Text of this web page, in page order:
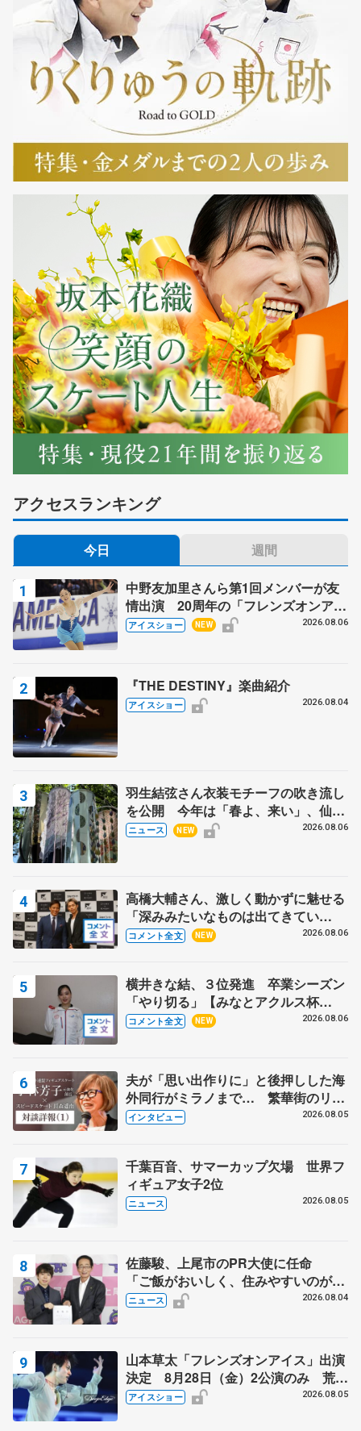
アクセスランキング
今日 週間
中野友加里さんら第1回メンバーが友
情出演 20周年の「フレンズオンアイ
ス」 宮本賢二さん、有川梨絵さん、
アイスショー NEW 2026.08.06
『THE DESTINY』楽曲紹介
アイスショー 2026.08.04
羽生結弦さん衣装モチーフの吹き流し
を公開 今年は「春よ、来い」、仙台
の瑞鳳殿
ニュース NEW 2026.08.06
高橋大輔さん、激しく動かずに魅せる
「深みみたいなものは出てきてい
る？」 〝兄さん〟と慕うレジェンド
コメント全文 NEW 2026.08.06
横井きな結、３位発進 卒業シーズン
「やり切る」【みなとアクルス杯
SP】
コメント全文 NEW 2026.08.06
夫が「思い出作りに」と後押しした海
外同行がミラノまで… 繁華街のリン
クでは不良のお兄さんも味方に 小林
インタビュー 2026.08.05
千葉百音、サマーカップ欠場 世界フ
ィギュア女子2位
ニュース 2026.08.05
佐藤駿、上尾市のPR大使に任命
「ご飯がおいしく、住みやすいのが魅
力」
ニュース 2026.08.04
山本草太「フレンズオンアイス」出演
決定 8月28日（金）2公演のみ 荒川
静香さんプロデュース、20周年のアイ
アイスショー 2026.08.05